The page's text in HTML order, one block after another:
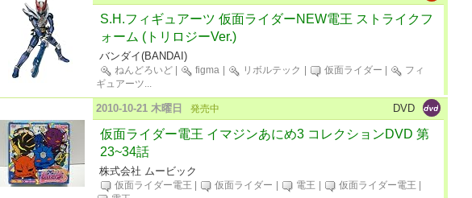
S.H.フィギュアーツ 仮面ライダーNEW電王 ストライクフ
ォーム (トリロジーVer.)
バンダイ(BANDAI)
ねんどろいど figma リボルテック 仮面ライダー
フィ
ギュアーツ...
DVD
2010-10-21 木曜日 発売中
仮面ライダー電王 イマジンあにめ3 コレクションDVD 第
23~34話
株式会社 ムービック
仮面ライダー電王 仮面ライダー 電王 仮面ライダー電王